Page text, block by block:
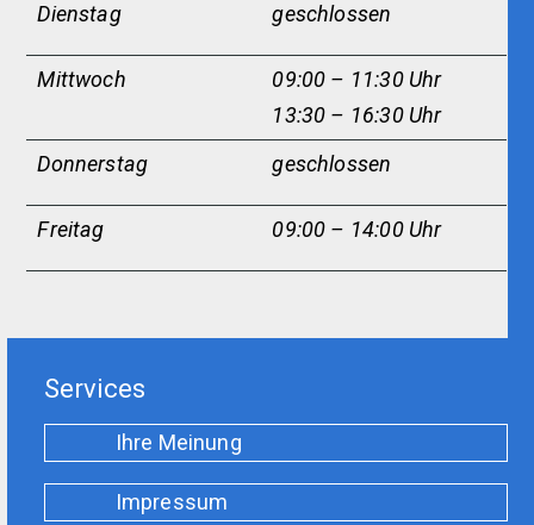
Dienstag
geschlossen
Mittwoch
09:00 – 11:30 Uhr
13:30 – 16:30 Uhr
Donnerstag
geschlossen
Freitag 09:00 – 14:00 Uhr
Services
Ihre Meinung
Impressum